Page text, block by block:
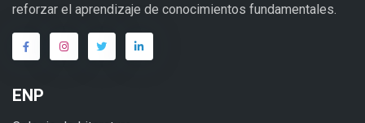
reforzar el aprendizaje de conocimientos fundamentales.
ENP